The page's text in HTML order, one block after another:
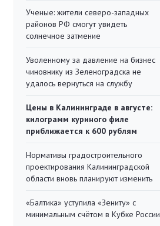
Ученые: жители северо-западных
районов РФ смогут увидеть
солнечное затмение
Уволенному за давление на бизнес
чиновнику из Зеленоградска не
удалось вернуться на службу
Цены в Калининграде в августе:
килограмм куриного филе
приближается к 600 рублям
Нормативы градостроительного
проектирования Калининградской
области вновь планируют изменить
«Балтика» уступила «Зениту» с
минимальным счётом в Кубке России